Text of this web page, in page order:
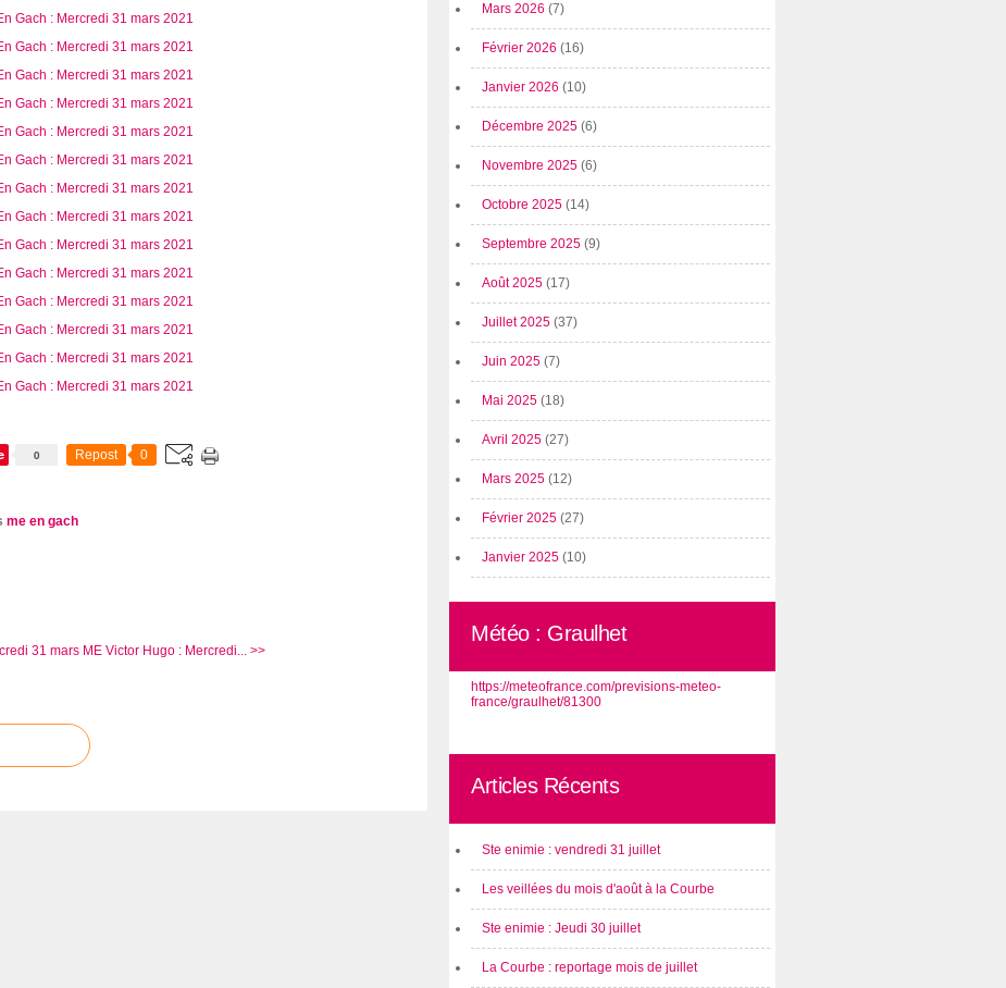
0 Repost 0
me en gach
31 mars ME Victor Hugo : Mercredi... >>
Mars 2026 (7)
Février 2026 (16)
Janvier 2026 (10)
Décembre 2025 (6)
Novembre 2025 (6)
Octobre 2025 (14)
Septembre 2025 (9)
Août 2025 (17)
Juillet 2025 (37)
Juin 2025 (7)
Mai 2025 (18)
Avril 2025 (27)
Mars 2025 (12)
Février 2025 (27)
Janvier 2025 (10)
Météo : Graulhet
https://meteofrance.com/previsions-meteo-
france/graulhet/81300
Articles Récents
Ste enimie : vendredi 31 juillet
Les veillées du mois d'août à la Courbe
Ste enimie : Jeudi 30 juillet
La Courbe : reportage mois de juillet